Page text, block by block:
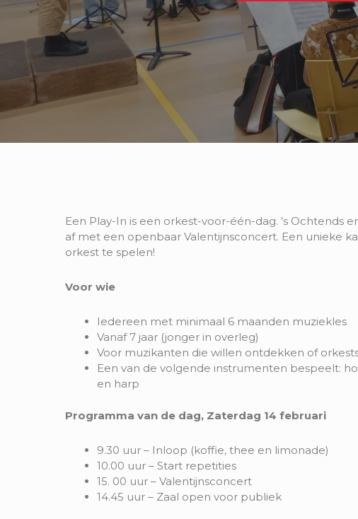
Een Play-In is een orkest-voor-één-dag. ’s Ochtends
af met een openbaar Valentijnsconcert. Een unieke
orkest te spelen!
Voor wie
Iedereen met minimaal 6 maanden muziekles
Vanaf 7 jaar (jonger in overleg)
Voor muzikanten die willen ontdekken of
Een van de volgende instrumenten bespeelt:
en harp
Programma van de dag, Zaterdag 14 februari
9.30 uur – Inloop (koffie, thee en limonade)
10.00 uur – Start repetities
15. 00 uur – Valentijnsconcert
14.45 uur – Zaal open voor publiek